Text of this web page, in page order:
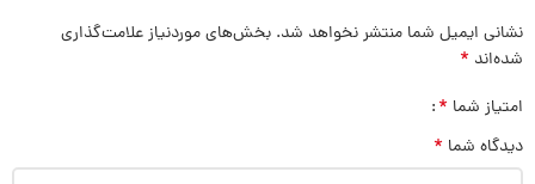
نشانی ایمیل شما منتشر نخواهد شد. بخش‌های موردنیاز علامت‌گذاری
شده‌اند *
امتیاز شما *
دیدگاه شما *